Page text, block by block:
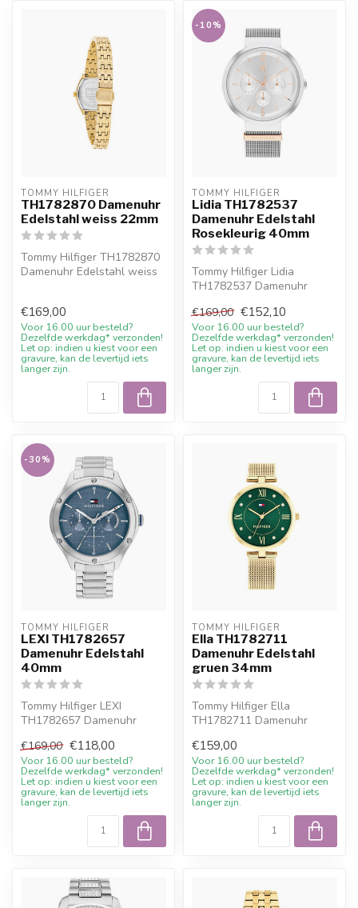
TOMMY HILFIGER
TH1782870 Damenuhr
Edelstahl weiss 22mm
Tommy Hilfiger TH1782870
Damenuhr Edelstahl weiss
€169,00
Voor 16.00 uur besteld?
Dezelfde werkdag* verzonden!
Let op: indien u kiest voor een
gravure, kan de levertijd iets
langer zijn.
-10%
TOMMY HILFIGER
Lidia TH1782537
Damenuhr Edelstahl
Rosekleurig 40mm
Tommy Hilfiger Lidia
TH1782537 Damenuhr
40mm. 10% Willkomm...
€169,00 €152,10
Voor 16.00 uur besteld?
Dezelfde werkdag* verzonden!
Let op: indien u kiest voor een
gravure, kan de levertijd iets
langer zijn.
-30%
TOMMY HILFIGER
LEXI TH1782657
Damenuhr Edelstahl
40mm
Tommy Hilfiger LEXI
TH1782657 Damenuhr
Willkommensrabatt bei...
€169,00 €118,00
Voor 16.00 uur besteld?
Dezelfde werkdag* verzonden!
Let op: indien u kiest voor een
gravure, kan de levertijd iets
langer zijn.
TOMMY HILFIGER
Ella TH1782711
Damenuhr Edelstahl
gruen 34mm
Tommy Hilfiger Ella
TH1782711 Damenuhr
Willkommensraba...
€159,00
Voor 16.00 uur besteld?
Dezelfde werkdag* verzonden!
Let op: indien u kiest voor een
gravure, kan de levertijd iets
langer zijn.